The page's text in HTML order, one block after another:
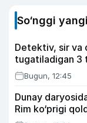
So‘nggi
Detektiv, sir va
tugatiladigan 3
Bugun, 12:45
Dunay
Rim ko‘prigi